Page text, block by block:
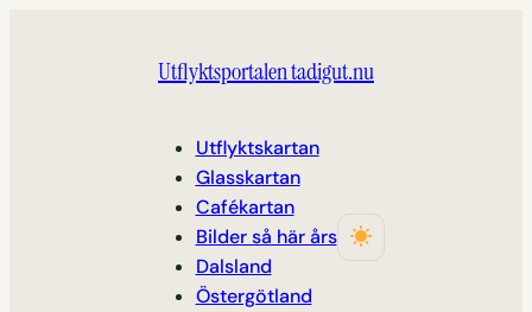
Utflyktsportalen tadigut.nu
Utflyktskartan
Glasskartan
Cafékartan
Bilder så här års
Dalsland
Östergötland